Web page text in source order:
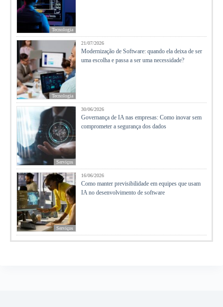
Tecnologia
Tecnologia
21/07/2026
Modernização de Software: quando ela deixa de ser
uma escolha e passa a ser uma necessidade?
Serviços
30/06/2026
Governança de IA nas empresas: Como inovar sem
comprometer a segurança dos dados
Serviços
16/06/2026
Como manter previsibilidade em equipes que usam
IA no desenvolvimento de software